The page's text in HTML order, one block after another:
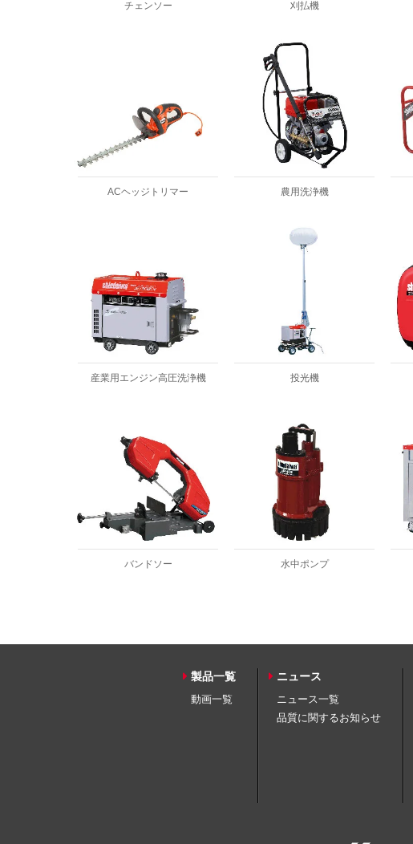
チェンソー 刈払機
ACヘッジトリマー 農用洗浄機
産業用エンジン高圧洗浄機 投光機
バンドソー 水中ポンプ
製品一覧
動画一覧
ニュース
ニュース一覧
品質に関するお知らせ